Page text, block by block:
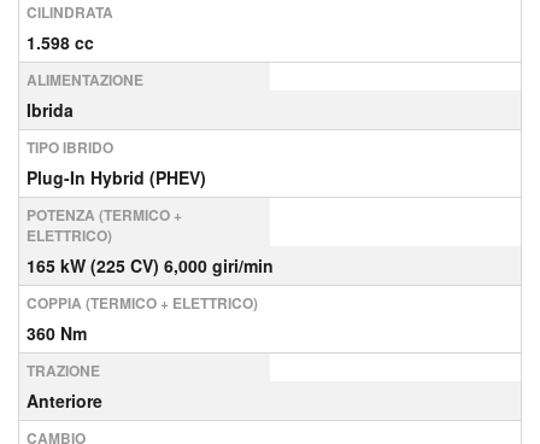
CILINDRATA
1.598 cc
ALIMENTAZIONE
Ibrida
TIPO IBRIDO
Plug-In Hybrid (PHEV)
POTENZA (TERMICO +
ELETTRICO)
165 kW (225 CV) 6,000 giri/min
COPPIA (TERMICO + ELETTRICO)
360 Nm
TRAZIONE
Anteriore
CAMBIO